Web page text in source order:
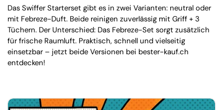
Das Swiffer Starterset gibt es in zwei Varianten: neutral oder
mit Febreze-Duft. Beide reinigen zuverlässig mit Griff + 3
Tüchern. Der Unterschied: Das Febreze-Set sorgt zusätzlich
für frische Raumluft. Praktisch, schnell und vielseitig
einsetzbar – jetzt beide Versionen bei bester-kauf.ch
entdecken!